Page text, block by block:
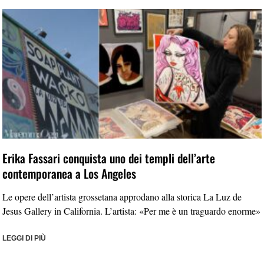
Erika Fassari conquista uno dei templi dell’arte
contemporanea a Los Angeles
Le opere dell’artista grossetana approdano alla storica La Luz de
Jesus Gallery in California. L’artista: «Per me è un traguardo enorme»
LEGGI DI PIÙ